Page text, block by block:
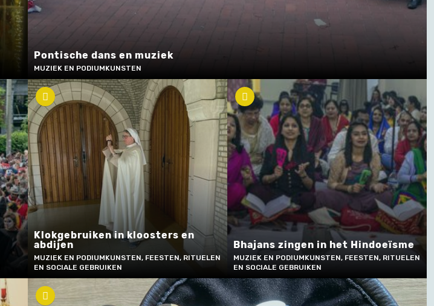
Pontische dans en muziek
MUZIEK EN PODIUMKUNSTEN
Klokgebruiken in kloosters en
abdijen
MUZIEK EN PODIUMKUNSTEN, FEESTEN, RITUELEN
EN SOCIALE GEBRUIKEN
Bhajans zingen in het Hindoeïsme
MUZIEK EN PODIUMKUNSTEN, FEESTEN, RITUELEN
EN SOCIALE GEBRUIKEN